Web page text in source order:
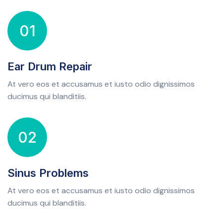
01
Ear Drum Repair
At vero eos et accusamus et iusto odio dignissimos
ducimus qui blanditiis.
02
Sinus Problems
At vero eos et accusamus et iusto odio dignissimos
ducimus qui blanditiis.